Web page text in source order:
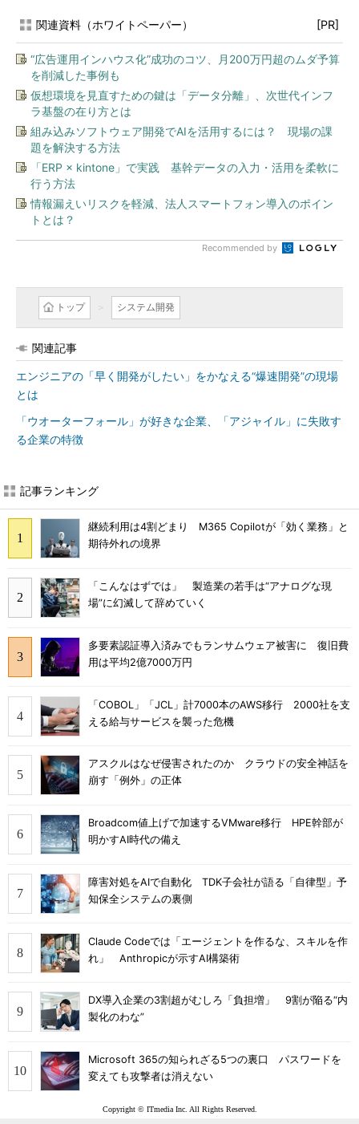
関連資料（ホワイトペーパー） [PR]
“広告運用インハウス化”成功のコツ、月200万円超のムダ予算
を削減した事例も
仮想環境を見直すための鍵は「データ分離」、次世代インフ
ラ基盤の在り方とは
組み込みソフトウェア開発でAIを活用するには？ 現場の課
題を解決する方法
「ERP × kintone」で実践 基幹データの入力・活用を柔軟に
行う方法
情報漏えいリスクを軽減、法人スマートフォン導入のポイン
トとは？
Recommended by
トップ システム開発
関連記事
エンジニアの「早く開発がしたい」をかなえる“爆速開発”の現場
とは
「ウオーターフォール」が好きな企業、「アジャイル」に失敗す
る企業の特徴
記事ランキング
継続利用は4割どまり M365 Copilotが「効く業務」と
期待外れの境界
「こんなはずでは」 製造業の若手は“アナログな現
場”に幻滅して辞めていく
多要素認証導入済みでもランサムウェア被害に 復旧費
用は平均2億7000万円
「COBOL」「JCL」計7000本のAWS移行 2000社を支
える給与サービスを襲った危機
アスクルはなぜ侵害されたのか クラウドの安全神話を
崩す「例外」の正体
Broadcom値上げで加速するVMware移行 HPE幹部が
明かすAI時代の備え
障害対処をAIで自動化 TDK子会社が語る「自律型」予
知保全システムの裏側
Claude Codeでは「エージェントを作るな、スキルを作
れ」 Anthropicが示すAI構築術
DX導入企業の3割超がむしろ「負担増」 9割が陥る“内
製化のわな”
Microsoft 365の知られざる5つの裏口 パスワードを
変えても攻撃者は消えない
Copyright © ITmedia Inc. All Rights Reserved.